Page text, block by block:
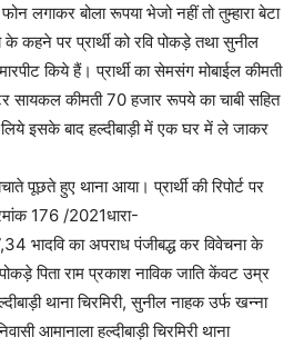
लगाकर बोला रूपया भेजो नहीं तो तुम्हारा बेटा
के कहने पर प्रार्थी को रवि पोकड़े तथा सुनील
किये हैं। प्रार्थी का सेमसंग मोबाईल कीमती
सायकल कीमती 70 हजार रूपये का चाबी सहित
इसके बाद हल्दीबाड़ी में एक घर में ले जाकर
पूछते हुए थाना आया। प्रार्थी की रिपोर्ट पर
176 /2021धारा-
का अपराध पंजीबद्ध कर विवेचना के
पोकड़े पिता राम प्रकाश नाविक जाति केंवट उम्र
थाना चिरमिरी, सुनील नाहक उर्फ खन्ना
आमानाला हल्दीबाड़ी चिरमिरी थाना